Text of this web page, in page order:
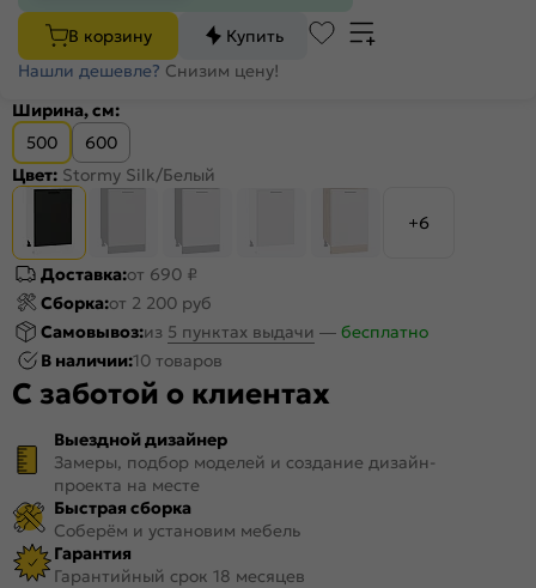
В корзину
Купить
Нашли дешевле? Снизим цену!
Ширина, см:
500
600
Цвет: Stormy Silk/Белый
+6
Доставка:от 690 ₽
Сборка:от 2 200 руб
Самовывоз:из 5 пунктах выдачи — бесплатно
В наличии:10 товаров
С заботой о клиентах
Выездной дизайнер
Замеры, подбор моделей и создание дизайн-
проекта на месте
Быстрая сборка
Соберём и установим мебель
Гарантия
Гарантийный срок 18 месяцев